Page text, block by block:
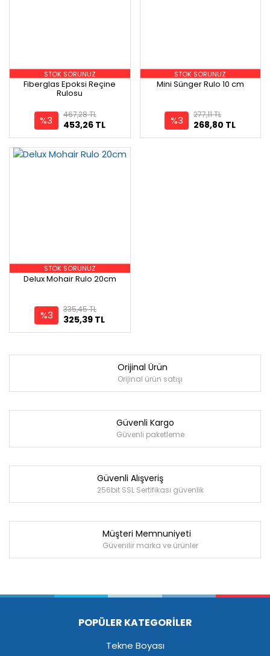
STOK SORUNUZ
Fiberglas Epoksi Reçine
Rulosu
%3 453,26 TL
467,28 TL
STOK SORUNUZ
Mini Sünger Rulo 10 cm
%3 268,80 TL
277,11 TL
STOK SORUNUZ
Delux Mohair Rulo 20cm
%3 325,39 TL
335,45 TL
Orijinal Ürün
Orijinal ürün satışı
Güvenli Kargo
Güvenli paketleme
Güvenli Alışveriş
256bit SSL Sertifikası güvenlik
Müşteri Memnuniyeti
Güvenilir marka ve ürünler
POPÜLER KATEGORİLER
Tekne Boyası